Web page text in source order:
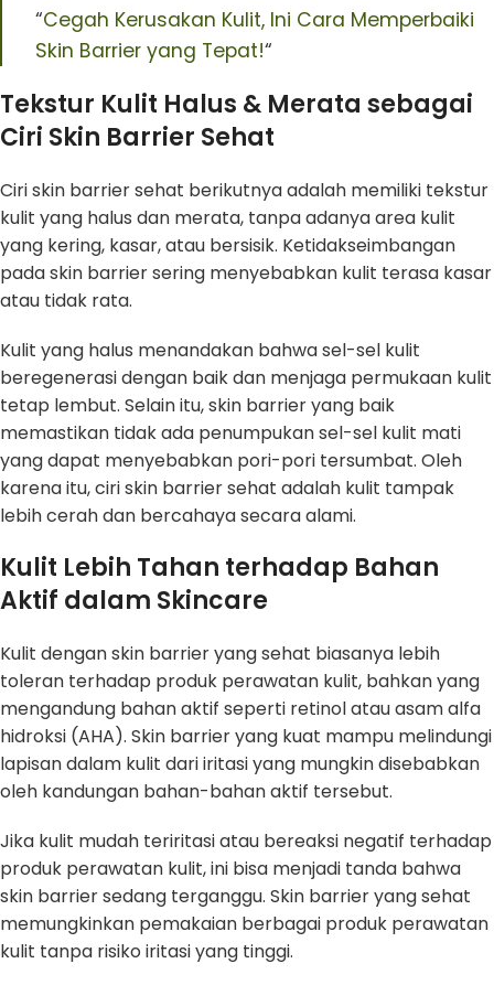
“Cegah Kerusakan Kulit, Ini Cara Memperbaiki
Skin Barrier yang Tepat!“
Tekstur Kulit Halus & Merata sebagai
Ciri Skin Barrier Sehat
Ciri skin barrier sehat berikutnya adalah memiliki tekstur
kulit yang halus dan merata, tanpa adanya area kulit
yang kering, kasar, atau bersisik. Ketidakseimbangan
pada skin barrier sering menyebabkan kulit terasa kasar
atau tidak rata.
Kulit yang halus menandakan bahwa sel-sel kulit
beregenerasi dengan baik dan menjaga permukaan kulit
tetap lembut. Selain itu, skin barrier yang baik
memastikan tidak ada penumpukan sel-sel kulit mati
yang dapat menyebabkan pori-pori tersumbat. Oleh
karena itu, ciri skin barrier sehat adalah kulit tampak
lebih cerah dan bercahaya secara alami.
Kulit Lebih Tahan terhadap Bahan
Aktif dalam Skincare
Kulit dengan skin barrier yang sehat biasanya lebih
toleran terhadap produk perawatan kulit, bahkan yang
mengandung bahan aktif seperti retinol atau asam alfa
hidroksi (AHA). Skin barrier yang kuat mampu melindungi
lapisan dalam kulit dari iritasi yang mungkin disebabkan
oleh kandungan bahan-bahan aktif tersebut.
Jika kulit mudah teriritasi atau bereaksi negatif terhadap
produk perawatan kulit, ini bisa menjadi tanda bahwa
skin barrier sedang terganggu. Skin barrier yang sehat
memungkinkan pemakaian berbagai produk perawatan
kulit tanpa risiko iritasi yang tinggi.